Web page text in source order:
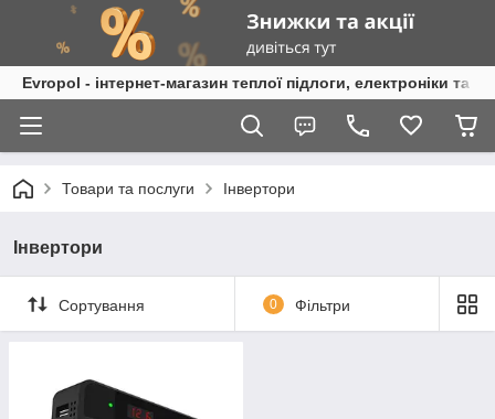
Evropol - інтернет-магазин теплої підлоги, електроніки та
Товари та послуги Інвертори
Інвертори
Сортування 0 Фільтри